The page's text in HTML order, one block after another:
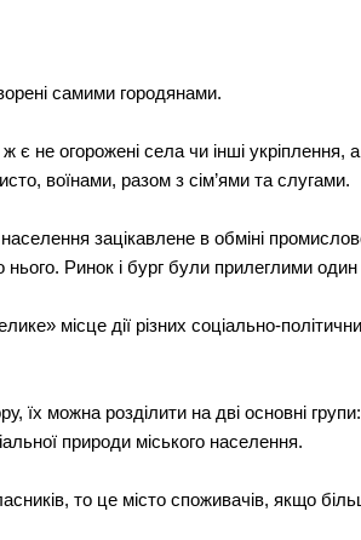
самими городянами.
є не огорожені села чи інші
воїнами, разом з сім’ями та слугами.
зацікавлене в обміні
Ринок і бург були прилеглими
місце дії різних соціально-
їх можна розділити на дві основні
природи міського населення.
то це місто споживачів, якщо